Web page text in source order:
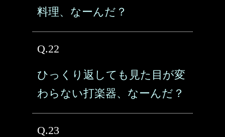
料理、なーんだ？
Q.22
ひっくり返しても見た目が変
わらない打楽器、なーんだ？
Q.23